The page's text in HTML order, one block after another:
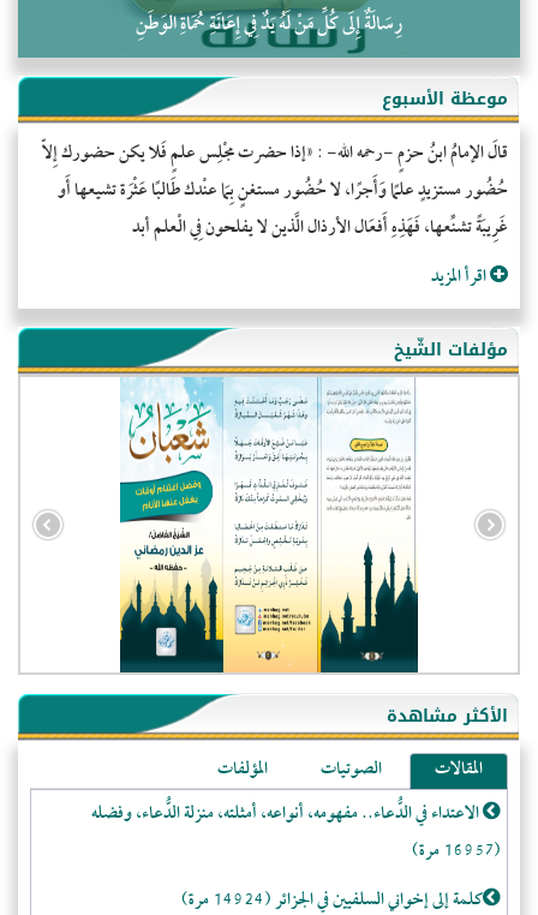
رِسَالَةٌ إِلَى كُلِّ مَنْ لَهُ يَدٌ فِي إِعَانَةِ حُمَاةِ الوَطَنِ
موعظة الأسبوع
قالَ الإمامُ ابنُ حزمٍ -رحمه الله- : «إذا حضرت مجْلِس علمٍ فَلا يكن حضورك إِلاّ
حُضُور مستزيدٍ علمًا وَأَجرًا، لا حُضُور مستغنٍ بِمَا عنْدك طَالبًا عَثْرَة تشيعها أَو
غَرِيبَةً تشنِّعها، فَهَذِهِ أَفعَال الأرذال الَّذين لا يفلحون فِي الْعلم أبد
اقرأ المزيد
مؤلفات الشّيخ
الأكثر مشاهدة
المقالات الصوتيات
المؤلفات
الاعتداء في الدُّعاء.. مفهومه، أنواعه، أمثلته، منزلة الدُّعاء، وفضله
(16957 مرة)
كلمة إلى إخواني السلفيين في الجزائر (14924 مرة)
- الولايات المتحدة (72022)
- فيتنام (21429)
-غير معروف (20861)
- الصين (10585)
- كندا (10224)
- فرنسا (9078)
- المملكة المتحدة (5469)